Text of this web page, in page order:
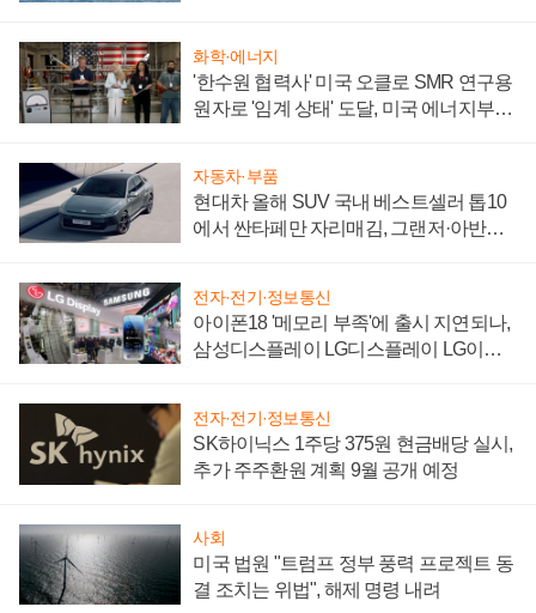
화학·에너지
'한수원 협력사' 미국 오클로 SMR 연구용
원자로 '임계 상태' 도달, 미국 에너지부
자동차·부품
현대차 올해 SUV 국내 베스트셀러 톱10
에서 싼타페만 자리매김, 그랜저·아반떼
전자·전기·정보통신
아이폰18 '메모리 부족'에 출시 지연되나,
삼성디스플레이 LG디스플레이 LG이노
전자·전기·정보통신
SK하이닉스 1주당 375원 현금배당 실시,
추가 주주환원 계획 9월 공개 예정
사회
미국 법원 "트럼프 정부 풍력 프로젝트 동
결 조치는 위법", 해제 명령 내려